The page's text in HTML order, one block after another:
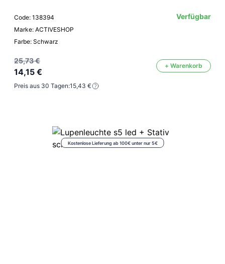
Code: 138394
Marke: ACTIVESHOP
Farbe: Schwarz
Verfügbar
25,73 €
14,15 €
+ Warenkorb
Preis aus 30 Tagen:15,43 €
Kostenlose Lieferung ab 100€ unter nur 5€